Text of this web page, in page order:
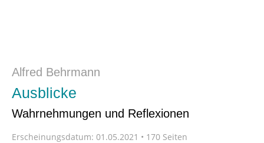
Alfred Behrmann
Ausblicke
Wahrnehmungen und Reflexionen
Erscheinungsdatum: 01.05.2021 • 170 Seiten